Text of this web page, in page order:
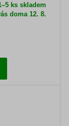
ks skladem
doma 12. 8.